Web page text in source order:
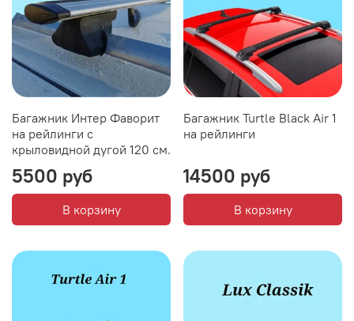
Багажник Интер Фаворит
на рейлинги с
крыловидной дугой 120 см.
5500 руб
В корзину
Багажник Turtle Black Air 1
на рейлинги
14500 руб
В корзину